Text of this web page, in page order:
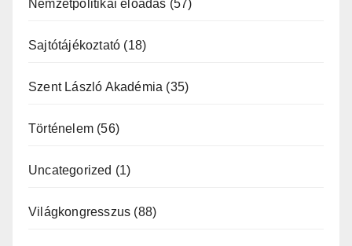
Nemzetpolitikai előadás (57)
Sajtótájékoztató (18)
Szent László Akadémia (35)
Történelem (56)
Uncategorized (1)
Világkongresszus (88)